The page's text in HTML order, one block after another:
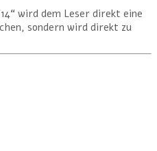
wird dem Leser direkt eine
sondern wird direkt zu